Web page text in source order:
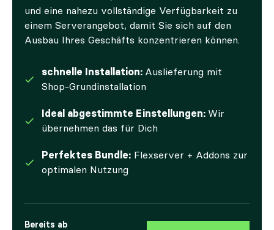
und eine nahezu vollständige Verfügbarkeit zu
einem Serverangebot, damit Sie sich auf den
Ausbau Ihres Geschäfts konzentrieren können.
schnelle Installation: Auslieferung mit
Shop-Grundinstallation
Ideal abgestimmte Einstellungen: Wir
übernehmen das für Dich
Perfektes Bundle: Flexserver + Addons zur
optimalen Nutzung
Bereits ab